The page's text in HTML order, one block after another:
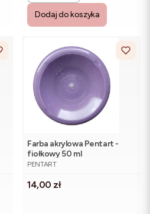
Dodaj do koszyka
Farba akrylowa Pentart -
fiołkowy 50 ml
PRODUCENT
PENTART
Cena
14,00 zł